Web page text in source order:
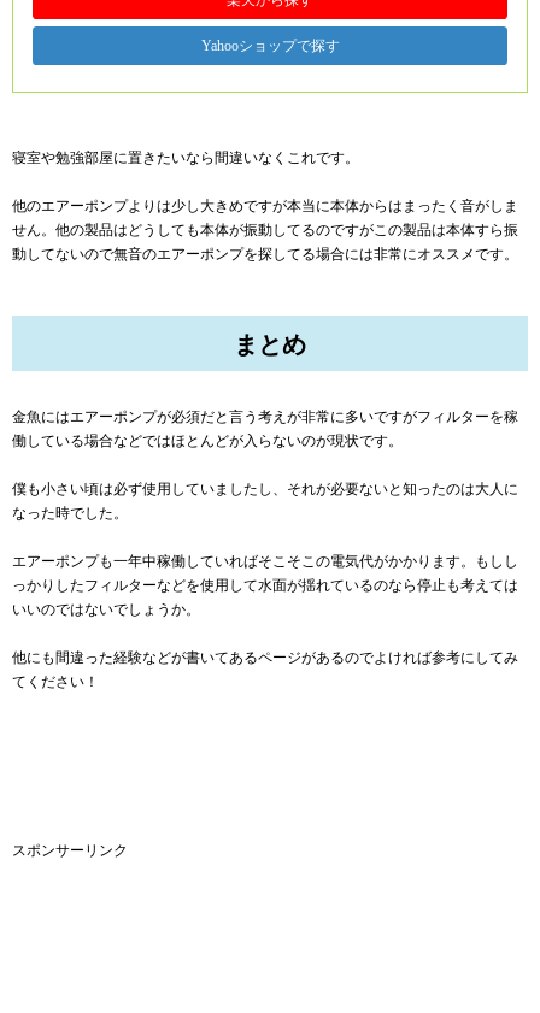
Yahooショップで探す
寝室や勉強部屋に置きたいなら間違いなくこれです。
他のエアーポンプよりは少し大きめですが本当に本体からはまったく音がしま
せん。他の製品はどうしても本体が振動してるのですがこの製品は本体すら振
動してないので無音のエアーポンプを探してる場合には非常にオススメです。
まとめ
金魚にはエアーポンプが必須だと言う考えが非常に多いですがフィルターを稼
働している場合などではほとんどが入らないのが現状です。
僕も小さい頃は必ず使用していましたし、それが必要ないと知ったのは大人に
なった時でした。
エアーポンプも一年中稼働していればそこそこの電気代がかかります。もしし
っかりしたフィルターなどを使用して水面が揺れているのなら停止も考えては
いいのではないでしょうか。
他にも間違った経験などが書いてあるページがあるのでよければ参考にしてみ
てください！
スポンサーリンク